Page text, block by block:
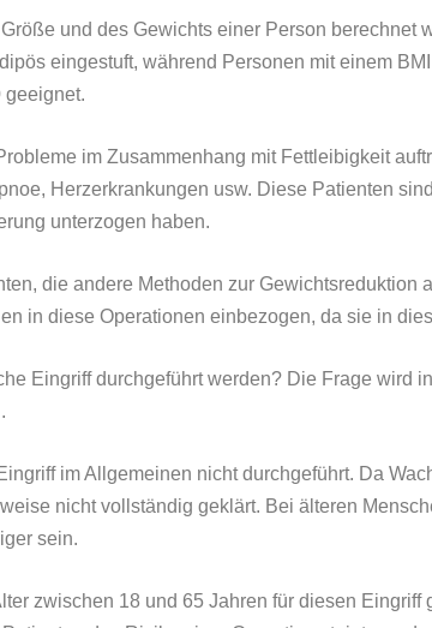
und des Gewichts einer Person berechnet
eingestuft, während Personen mit einem
geeignet.
im Zusammenhang mit Fettleibigkeit
Herzerkrankungen usw. Diese Patienten
unterzogen haben.
die andere Methoden zur Gewichtsreduktion
in diese Operationen einbezogen, da sie in
Eingriff durchgeführt werden? Die Frage wird
im Allgemeinen nicht durchgeführt. Da
nicht vollständig geklärt. Bei älteren
sein.
zwischen 18 und 65 Jahren für diesen